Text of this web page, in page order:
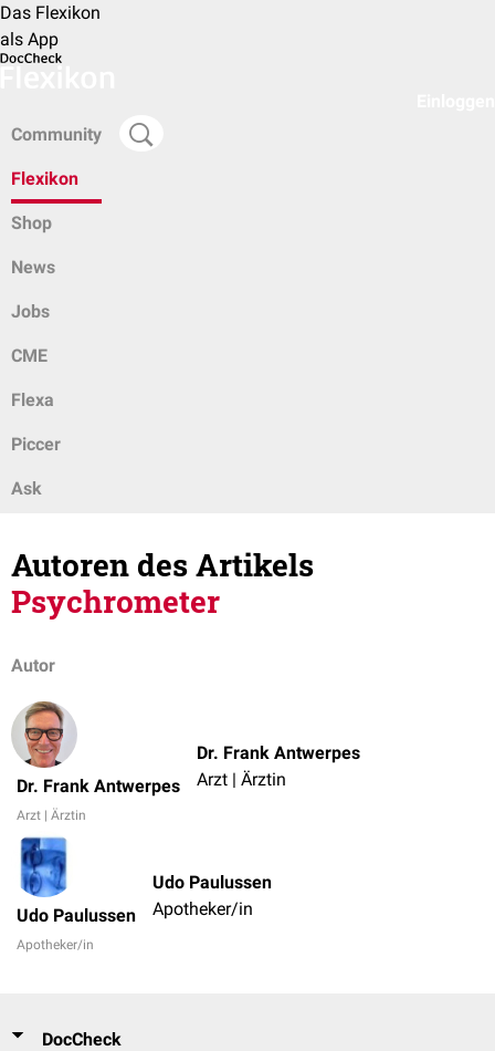
Das Flexikon
als App
Community
Flexikon
Shop
News
Jobs
CME
Flexa
Piccer
Ask
Autoren des Artikels
Psychrometer
Autor
Dr. Frank Antwerpes
Arzt | Ärztin
Dr. Frank Antwerpes
Arzt | Ärztin
Udo Paulussen
Apotheker/in
Udo Paulussen
Apotheker/in
DocCheck